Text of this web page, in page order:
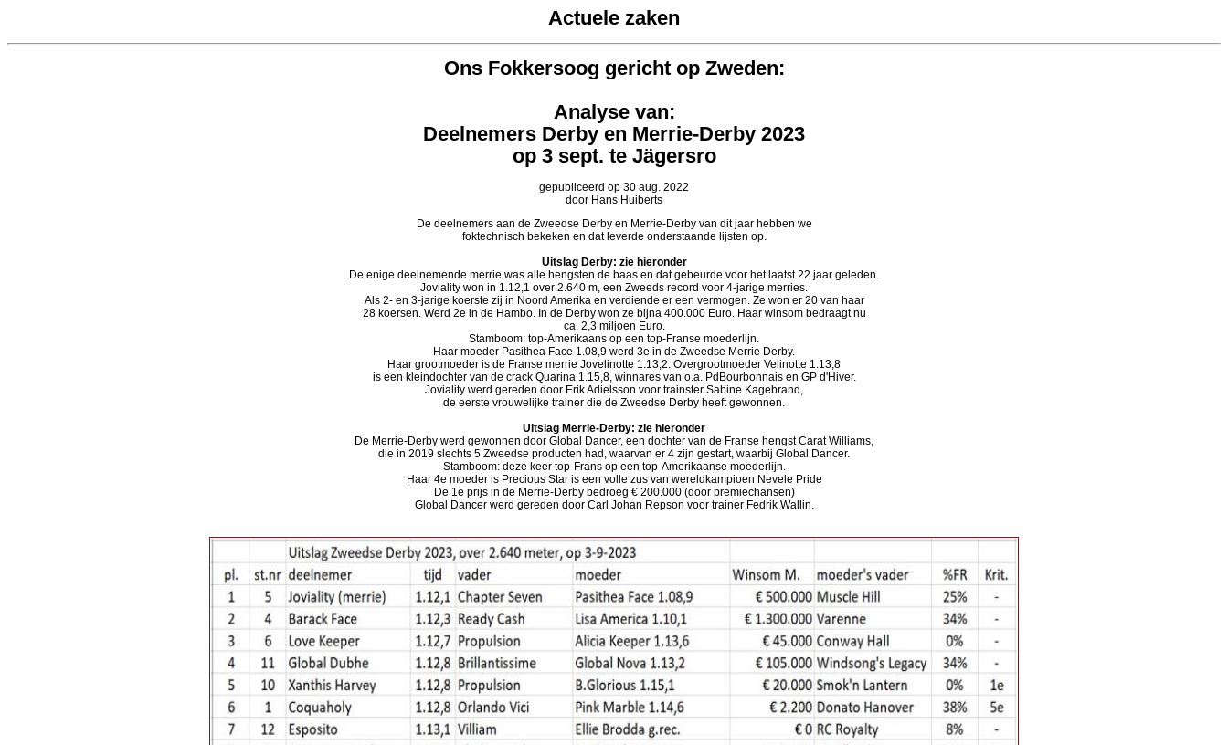
Actuele zaken
Ons Fokkersoog gericht op Zweden:
Analyse van:
Deelnemers Derby en Merrie-Derby 2023
op 3 sept. te Jägersro
gepubliceerd op 30 aug. 2022
door Hans Huiberts
De deelnemers aan de Zweedse Derby en Merrie-Derby van dit jaar hebben we
foktechnisch bekeken en dat leverde onderstaande lijsten op.
Uitslag Derby: zie hieronder
De enige deelnemende merrie was alle hengsten de baas en dat gebeurde voor het laatst 22 jaar geleden.
Joviality won in 1.12,1 over 2.640 m, een Zweeds record voor 4-jarige merries.
Als 2- en 3-jarige koerste zij in Noord Amerika en verdiende er een vermogen. Ze won er 20 van haar
28 koersen. Werd 2e in de Hambo. In de Derby won ze bijna 400.000 Euro. Haar winsom bedraagt nu
ca. 2,3 miljoen Euro.
Stamboom: top-Amerikaans op een top-Franse moederlijn.
Haar moeder Pasithea Face 1.08,9 werd 3e in de Zweedse Merrie Derby.
Haar grootmoeder is de Franse merrie Jovelinotte 1.13,2. Overgrootmoeder Velinotte 1.13,8
is een kleindochter van de crack Quarina 1.15,8, winnares van o.a. PdBourbonnais en GP d'Hiver.
Joviality werd gereden door Erik Adielsson voor trainster Sabine Kagebrand,
de eerste vrouwelijke trainer die de Zweedse Derby heeft gewonnen.
Uitslag Merrie-Derby: zie hieronder
De Merrie-Derby werd gewonnen door Global Dancer, een dochter van de Franse hengst Carat Williams,
die in 2019 slechts 5 Zweedse producten had, waarvan er 4 zijn gestart, waarbij Global Dancer.
Stamboom: deze keer top-Frans op een top-Amerikaanse moederlijn.
Haar 4e moeder is Precious Star is een volle zus van wereldkampioen Nevele Pride
De 1e prijs in de Merrie-Derby bedroeg € 200.000 (door premiechansen)
Global Dancer werd gereden door Carl Johan Repson voor trainer Fedrik Wallin.